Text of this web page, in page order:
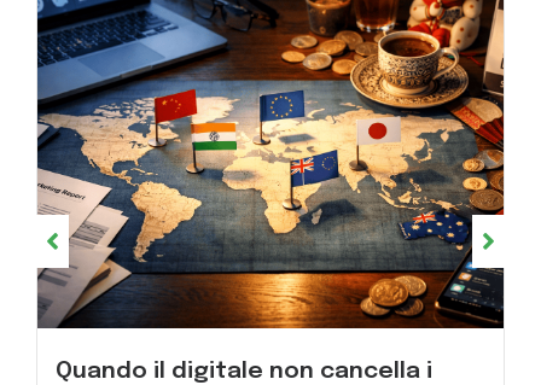
Quando il digitale non cancella i